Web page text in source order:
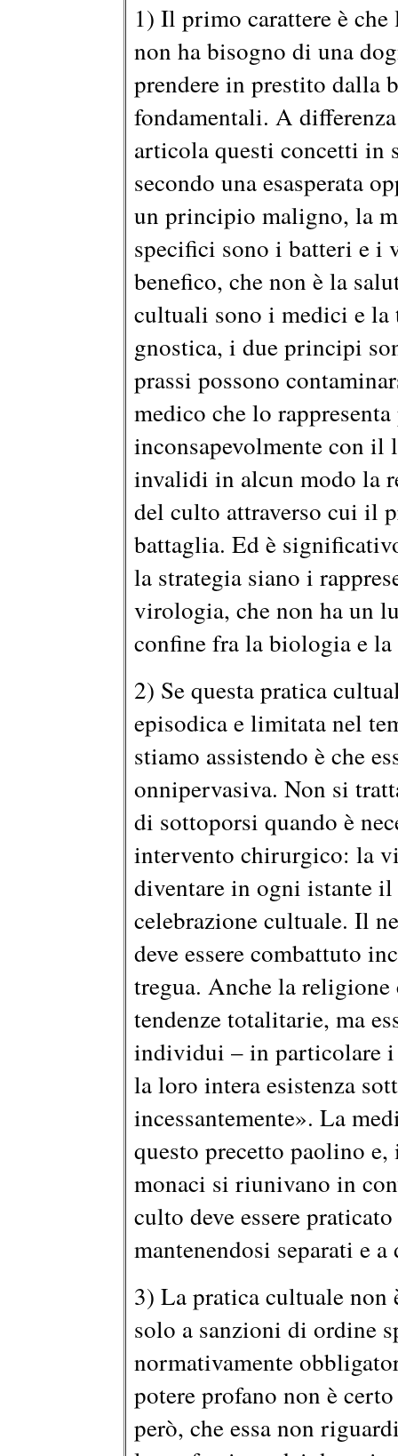
1) Il primo carattere è
non ha bisogno di una
prendere in prestito dalla
fondamentali. A
articola questi concetti in
secondo una esasperata
un principio maligno, la
specifici sono i batteri e i
benefico, che non è la
cultuali sono i medici e la
gnostica, i due principi
prassi possono
medico che lo
inconsapevolmente con il
invalidi in alcun modo la
del culto attraverso cui il
battaglia. Ed è
la strategia siano i
virologia, che non ha un
confine fra la biologia e
2) Se questa pratica
episodica e limitata nel
stiamo assistendo è che
onnipervasiva. Non si
di sottoporsi quando è
intervento chirurgico: la
diventare in ogni istante
celebrazione cultuale. Il
deve essere combattuto
tregua. Anche la
tendenze totalitarie, ma
individui – in particolare i
la loro intera esistenza
incessantemente». La
questo precetto paolino
monaci si riunivano in
culto deve essere
mantenendosi separati e a
3) La pratica cultuale non
solo a sanzioni di ordine
normativamente
potere profano non è
però, che essa non